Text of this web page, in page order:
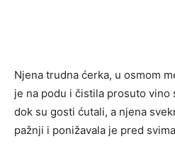
Njena trudna ćerka, u osmom
je na podu i čistila prosuto vino
dok su gosti ćutali, a njena
pažnji i ponižavala je pred